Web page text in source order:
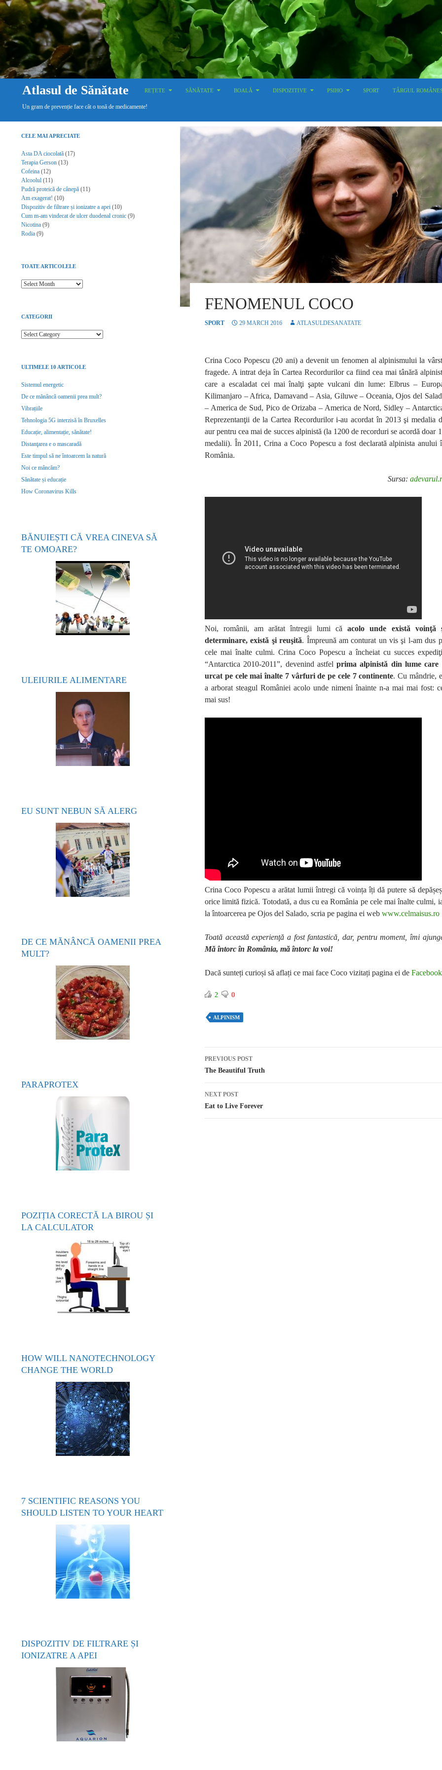
Atlasul de Sănătate
REȚETE
SĂNĂTATE BOALĂ DISPOZITIVE PSIHO SPORT TÂRGUL
Un gram de prevenție face cât o tonă de medicamente!
FENOMENUL COCO
SPORT 29 MARCH 2016 ATLASULDESANATATE
Crina Coco Popescu (20 ani) a devenit un fenomen al alpinismului la
fragede. A intrat deja în Cartea Recordurilor ca fiind cea mai tânără
care a escaladat cei mai înalţi şapte vulcani din lume: Elbrus –
Kilimanjaro – Africa, Damavand – Asia, Giluwe – Oceania, Ojos del
– America de Sud, Pico de Orizaba – America de Nord, Sidley –
Reprezentanţii de la Cartea Recordurilor i-au acordat în 2013 şi medalia
aur pentru cea mai de succes alpinistă (la 1200 de recorduri se acordă doar
medalii). În 2011, Crina a Coco Popescu a fost declarată alpinista anului
România.
Sursa:
Noi, românii, am arătat întregii lumi căacolo unde există voinţă
determinare, există şi reuşită. Împreună am conturat un vis şi l-am dus
cele mai înalte culmi. Crina Coco Popescu a încheiat cu succes
“Antarctica 2010-2011”, devenind astfelprima alpinistă din lume care
urcat pe cele mai înalte 7 vârfuri de pe cele 7 continente. Cu mândrie,
a arborat steagul României acolo unde nimeni înainte n-a mai mai fost:
mai sus!
Crina Coco Popescu a arătat lumii întregi că voința îți dă putere să
orice limită fizică. Totodată, a dus cu ea România pe cele mai înalte culmi,
la întoarcerea pe Ojos del Salado, scria pe pagina ei web www.celmaisus.ro
Toată această experienţă a fost fantastică, dar, pentru moment, îmi
Mă întorc în România, mă întorc la voi!
Dacă sunteți curioși să aflați ce mai face Coco vizitați pagina ei de Facebook
2 0
ALPINISM
Post navigation
PREVIOUS POST
The Beautiful Truth
NEXT POST
Eat to Live Forever
CELE MAI APRECIATE
Asta DA ciocolată (17)
Terapia Gerson (13)
Cofeina (12)
Alcoolul (11)
Pudră proteică de cânepă (11)
Am exagerat! (10)
Dispozitiv de filtrare și ionizatre a apei (10)
Cum m-am vindecat de ulcer duodenal cronic (9)
Nicotina (9)
Rodia (9)
TOATE ARTICOLELE
Toate articolele
CATEGORII
Categorii
ULTIMELE 10 ARTICOLE
Sistemul energetic
De ce mănâncă oamenii prea mult?
Vibrațiile
Tehnologia 5G interzisă în Bruxelles
Educație, alimentație, sănătate!
Distanţarea e o mascaradă
Este timpul să ne întoarcem la natură
Noi ce mâncăm?
Sănătate și educație
How Coronavirus Kills
BĂNUIEȘTI CĂ VREA CINEVA SĂ
TE OMOARE?
ULEIURILE ALIMENTARE
EU SUNT NEBUN SĂ ALERG
DE CE MĂNÂNCĂ OAMENII PREA
MULT?
PARAPROTEX
POZIȚIA CORECTĂ LA BIROU ȘI
LA CALCULATOR
HOW WILL NANOTECHNOLOGY
CHANGE THE WORLD
7 SCIENTIFIC REASONS YOU
SHOULD LISTEN TO YOUR HEART
DISPOZITIV DE FILTRARE ȘI
IONIZATRE A APEI